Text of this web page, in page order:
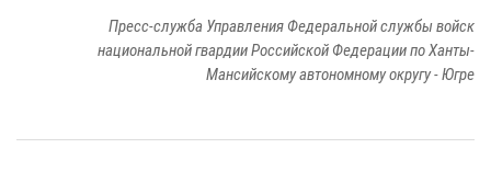
Пресс-служба Управления Федеральной службы войск
национальной гвардии Российской Федерации по Ханты-
Мансийскому автономному округу - Югре